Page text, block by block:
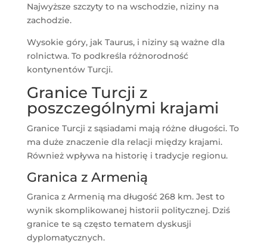
Najwyższe szczyty to na wschodzie, niziny na
zachodzie.
Wysokie góry, jak Taurus, i niziny są ważne dla
rolnictwa. To podkreśla różnorodność
kontynentów Turcji.
Granice Turcji z
poszczególnymi krajami
Granice Turcji z sąsiadami mają różne długości. To
ma duże znaczenie dla relacji między krajami.
Również wpływa na historię i tradycje regionu.
Granica z Armenią
Granica z Armenią ma długość 268 km. Jest to
wynik skomplikowanej historii politycznej. Dziś
granice te są często tematem dyskusji
dyplomatycznych.